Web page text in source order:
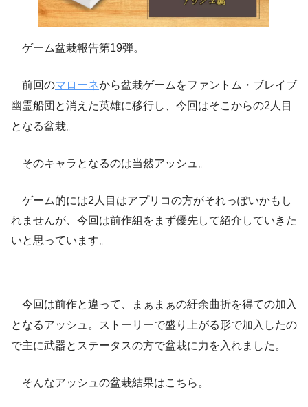
ゲーム盆栽報告第19弾。
前回のマローネから盆栽ゲームをファントム・ブレイブ
幽霊船団と消えた英雄に移行し、今回はそこからの2人目
となる盆栽。
そのキャラとなるのは当然アッシュ。
ゲーム的には2人目はアプリコの方がそれっぽいかもし
れませんが、今回は前作組をまず優先して紹介していきた
いと思っています。
今回は前作と違って、まぁまぁの紆余曲折を得ての加入
となるアッシュ。ストーリーで盛り上がる形で加入したの
で主に武器とステータスの方で盆栽に力を入れました。
そんなアッシュの盆栽結果はこちら。